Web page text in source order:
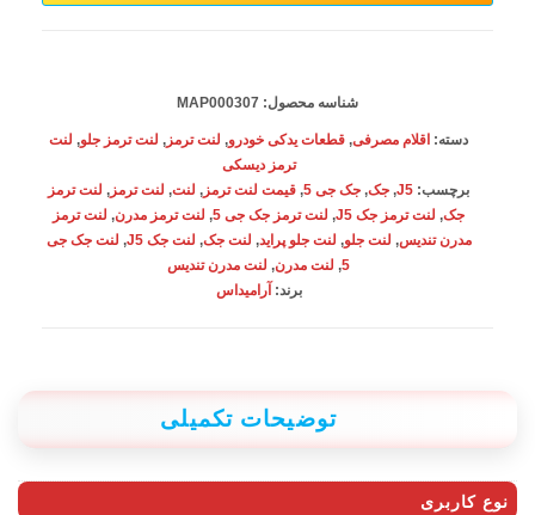
MAP000307
شناسه محصول: MAP000307
دسته: اقلام مصرفی, قطعات یدکی خودرو, لنت ترمز , لنت ترمز جلو, لنت
ترمز دیسکی
برچسب: J5
, جک, جک جی 5 , قیمت لنت ترمز , لنت, لنت ترمز , لنت ترمز
جک, لنت ترمز جک J5 , لنت ترمز جک جی 5 , لنت ترمز مدرن, لنت ترمز
مدرن تندیس, لنت جلو, لنت جلو پراید, لنت جک, لنت جک J5 , لنت جک جی
5
, لنت مدرن, لنت مدرن تندیس
برند: آرامیداس
توضیحات تکمیلی
نوع کاربری